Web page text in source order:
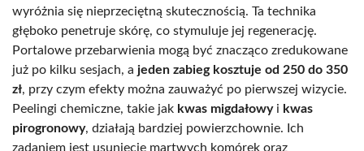
wyróżnia się nieprzeciętną skutecznością. Ta technika
głęboko penetruje skórę, co stymuluje jej regenerację.
Portalowe przebarwienia mogą być znacząco zredukowane
już po kilku sesjach, a jeden zabieg kosztuje od 250 do 350
zł, przy czym efekty można zauważyć po pierwszej wizycie.
Peelingi chemiczne, takie jak kwas migdałowyi kwas
pirogronowy, działają bardziej powierzchownie. Ich
zadaniem jest usunięcie martwych komórek oraz